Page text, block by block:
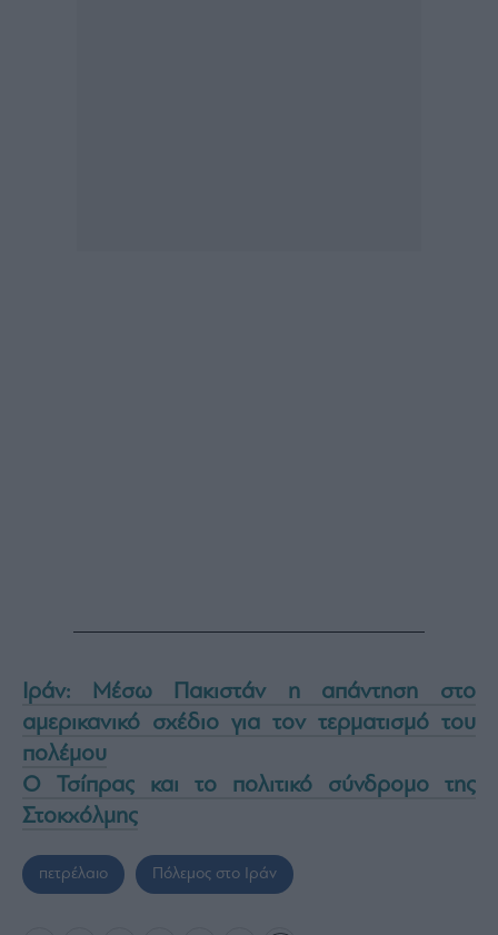
Ιράν: Μέσω Πακιστάν η απάντηση στο
αμερικανικό σχέδιο για τον τερματισμό του
πολέμου
Ο Τσίπρας και το πολιτικό σύνδρομο της
Στοκχόλμης
πετρέλαιο Πόλεμος στο Ιράν